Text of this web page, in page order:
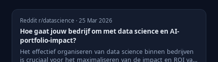
Reddit r/datascience · 25 Mar 2026
Hoe gaat jouw bedrijf om met data science en AI-
portfolio-impact?
Het effectief organiseren van data science binnen bedrijven
is cruciaal voor het maximaliseren van de impact en ROI van